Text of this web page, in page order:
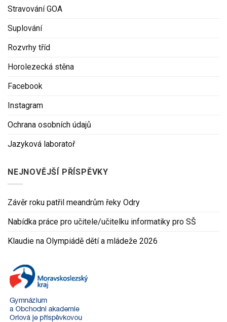
Stravování GOA
Suplování
Rozvrhy tříd
Horolezecká stěna
Facebook
Instagram
Ochrana osobních údajů
Jazyková laboratoř
NEJNOVĚJŠÍ PŘÍSPĚVKY
Závěr roku patřil meandrům řeky Odry
Nabídka práce pro učitele/učitelku informatiky pro SŠ
Klaudie na Olympiádě dětí a mládeže 2026